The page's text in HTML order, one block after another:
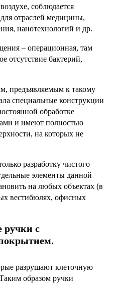
соблюдается
отраслей медицины,
нанотехнологий и др.
– операционная, там
отсутствие бактерий,
предъявляемым к такому
специальные конструкции
обработке
и имеют полностью
на которых не
разработку чистого
элементы данной
на любых объектах (в
вестибюлях, офисных
ручки с
разрушают клеточную
образом ручки